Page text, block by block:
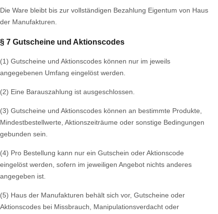
Die Ware bleibt bis zur vollständigen Bezahlung Eigentum von Haus
der Manufakturen.
§ 7 Gutscheine und Aktionscodes
(1) Gutscheine und Aktionscodes können nur im jeweils
angegebenen Umfang eingelöst werden.
(2) Eine Barauszahlung ist ausgeschlossen.
(3) Gutscheine und Aktionscodes können an bestimmte Produkte,
Mindestbestellwerte, Aktionszeiträume oder sonstige Bedingungen
gebunden sein.
(4) Pro Bestellung kann nur ein Gutschein oder Aktionscode
eingelöst werden, sofern im jeweiligen Angebot nichts anderes
angegeben ist.
(5) Haus der Manufakturen behält sich vor, Gutscheine oder
Aktionscodes bei Missbrauch, Manipulationsverdacht oder